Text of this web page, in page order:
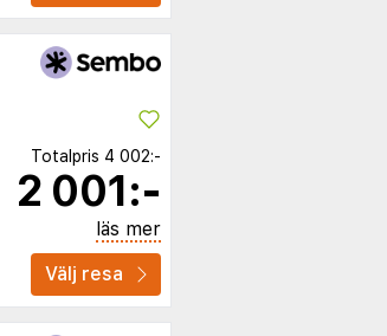
Totalpris 4 002:-
2 001:-
läs mer
Välj resa